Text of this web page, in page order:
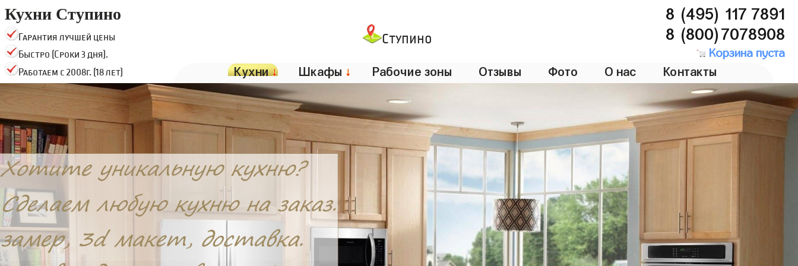
Кухни Ступино
Гарантия лучшей цены
Быстро (Сроки 3 дня).
Работаем с 2008г. (18 лет)
Ступино
8 (495) 117 7891
8 (800)7078908
Корзина пуста
Кухни↓ Шкафы ↓ Рабочие зоны Отзывы Фото О нас Контакты